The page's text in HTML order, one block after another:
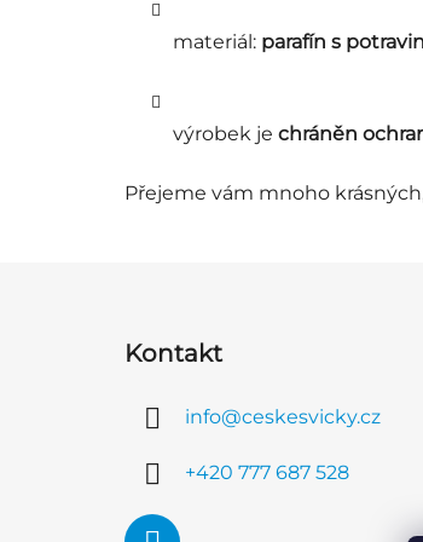
materiál: parafín s
výrobek je chráněn
Přejeme vám mnoho
Kontakt
info@ceskesvicky.cz
+420 777 687 528